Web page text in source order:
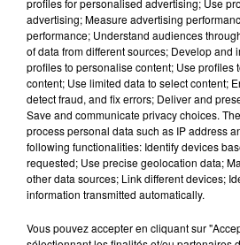
7 GALAXIE DE FLAM: Jamais
déferré des 4 cette année.
protégée durant ses 3
sera prête.
***
En direct des
advertising; Measure advertising
performance; Understand audiences
of data from different sources; Develop and
profiles to personalise content; Use profiles
content; Use limited data to select content;
detect fraud, and fix errors; Deliver and
Save and communicate privacy choices.
process personal data such as IP address
following functionalities: Identify devices
requested; Use precise geolocation data;
other data sources; Link different devices;
information transmitted automatically.
Vous pouvez accepter en cliquant sur